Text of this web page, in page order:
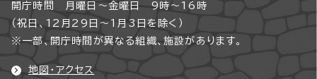
開庁時間 月曜日～金曜日 9時～16時
（祝日、12月29日～1月3日を除く）
※一部、開庁時間が異なる組織、施設があります。
地図・アクセス